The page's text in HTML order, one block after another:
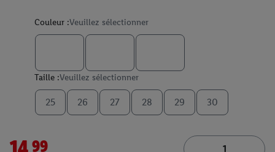
Couleur :Veuillez sélectionner
Taille :Veuillez sélectionner
25 26 27 28 29 30